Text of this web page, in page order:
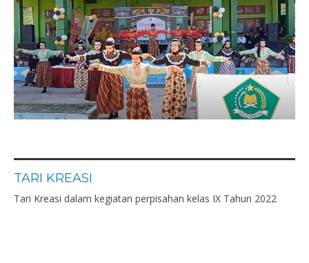
TARI KREASI
Tari Kreasi dalam kegiatan perpisahan kelas IX Tahun 2022